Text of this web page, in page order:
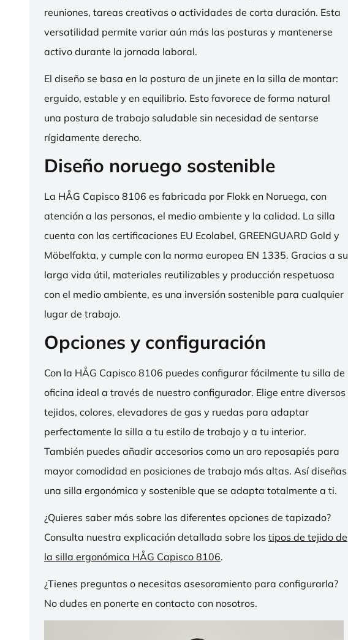
reuniones, tareas creativas o actividades de corta duración. Esta
versatilidad permite variar aún más las posturas y mantenerse
activo durante la jornada laboral.
El diseño se basa en la postura de un jinete en la silla de montar:
erguido, estable y en equilibrio. Esto favorece de forma natural
una postura de trabajo saludable sin necesidad de sentarse
rígidamente derecho.
Diseño noruego sostenible
La HÅG Capisco 8106 es fabricada por Flokk en Noruega, con
atención a las personas, el medio ambiente y la calidad. La silla
cuenta con las certificaciones EU Ecolabel, GREENGUARD Gold y
Möbelfakta, y cumple con la norma europea EN 1335. Gracias a su
larga vida útil, materiales reutilizables y producción respetuosa
con el medio ambiente, es una inversión sostenible para cualquier
lugar de trabajo.
Opciones y configuración
Con la HÅG Capisco 8106 puedes configurar fácilmente tu silla de
oficina ideal a través de nuestro configurador. Elige entre diversos
tejidos, colores, elevadores de gas y ruedas para adaptar
perfectamente la silla a tu estilo de trabajo y a tu interior.
También puedes añadir accesorios como un aro reposapiés para
mayor comodidad en posiciones de trabajo más altas. Así diseñas
una silla ergonómica y sostenible que se adapta totalmente a ti.
¿Quieres saber más sobre las diferentes opciones de tapizado?
Consulta nuestra explicación detallada sobre los tipos de tejido de
la silla ergonómica HÅG Capisco 8106.
¿Tienes preguntas o necesitas asesoramiento para configurarla?
No dudes en ponerte en contacto con nosotros.